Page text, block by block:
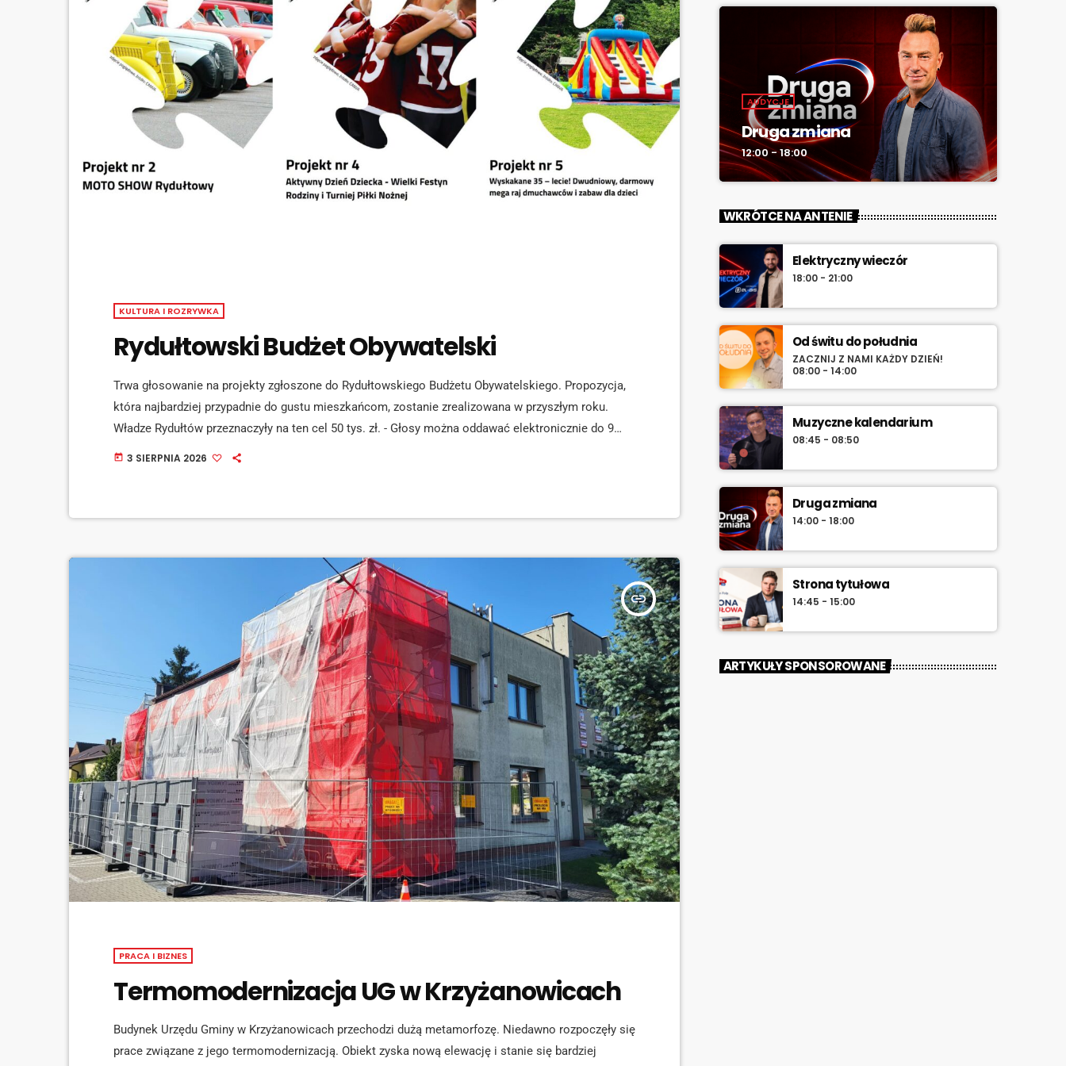
KULTURA I ROZRYWKA
Rydułtowski Budżet Obywatelski
Trwa głosowanie na projekty zgłoszone do Rydułtowskiego Budżetu Obywatelskiego. Propozycja,
która najbardziej przypadnie do gustu mieszkańcom, zostanie zrealizowana w przyszłym roku.
Władze Rydułtów przeznaczyły na ten cel 50 tys. zł. - Głosy można oddawać elektronicznie do 9
sierpnia, a do 7 sierpnia papierowo, w wybranych punktach w mieście. Budżet obywatelski jest
today 3 SIERPNIA 2026
insert_link
PRACA I BIZNES
Termomodernizacja UG w Krzyżanowicach
Budynek Urzędu Gminy w Krzyżanowicach przechodzi dużą metamorfozę. Niedawno rozpoczęły się
prace związane z jego termomodernizacją. Obiekt zyska nową elewację i stanie się bardziej
AUDYCJE
Druga zmiana
12:00 - 18:00
WKRÓTCE NA ANTENIE
Elektryczny wieczór
18:00 - 21:00
Od świtu do południa
ZACZNIJ Z NAMI KAŻDY DZIEŃ!
08:00 - 14:00
Muzyczne kalendarium
08:45 - 08:50
Druga zmiana
14:00 - 18:00
Strona tytułowa
14:45 - 15:00
ARTYKUŁY SPONSOROWANE